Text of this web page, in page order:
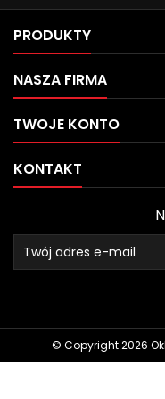
PRODUKTY
NASZA FIRMA
TWOJE KONTO
KONTAKT
© Copyright 2026